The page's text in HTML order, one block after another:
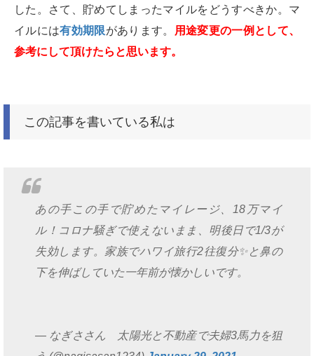
した。さて、貯めてしまったマイルをどうすべきか。マ
イルには有効期限があります。
用途変更の一例として、
参考にして頂けたらと思います。
この記事を書いている私は
あの手この手で貯めたマイレージ、18万マイ
ル！コロナ騒ぎで使えないまま、明後日で1/3が
失効します。家族でハワイ旅行2往復分✨と鼻の
下を伸ばしていた一年前が懐かしいです。
— なぎささん 太陽光と不動産で夫婦3馬力を狙